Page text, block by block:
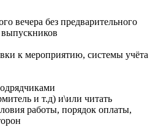
вечера без предварительного
к мероприятию, системы учёта
и т.д) и\или читать
работы, порядок оплаты,